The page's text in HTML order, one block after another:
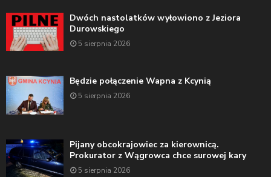
Dwóch nastolatków wyłowiono z Jeziora
Durowskiego
5 sierpnia 2026
Będzie połączenie Wapna z Kcynią
5 sierpnia 2026
Pijany obcokrajowiec za kierownicą.
Prokurator z Wągrowca chce surowej kary
5 sierpnia 2026